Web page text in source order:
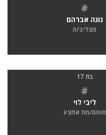
#
נוגה אברהם
מצליב/ה
בת 17
#
ליבי לוי
חוסם/מת אמצע